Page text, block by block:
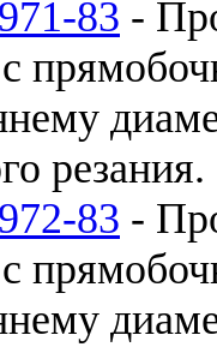
83 -
с
83 -
с